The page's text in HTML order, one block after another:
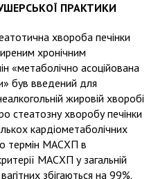
ПРАКТИКИ
хвороба печінки
хронічним
«метаболічно асоційована
був введений для
жировій хворобі
стеатозну хворобу печінки
кардіометаболічних
термін МАСХП в
МАСХП у загальній
збігаються на 99%.